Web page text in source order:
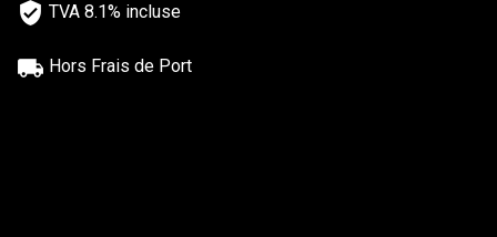
TVA 8.1% incluse
Hors Frais de Port